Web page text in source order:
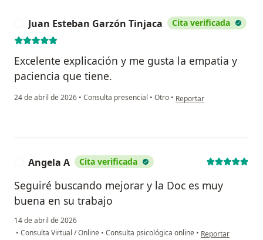
Juan Esteban Garzón Tinjaca Cita verificada
Excelente explicación y me gusta la empatia y
paciencia que tiene.
24 de abril de 2026 • Consulta presencial • Otro • en opinión del usuario
Reportar
Angela A Cita verificada
Seguiré buscando mejorar y la Doc es muy
buena en su trabajo
14 de abril de 2026
• Consulta Virtual / Online • Consulta psicológica online • en opinión del
Reportar